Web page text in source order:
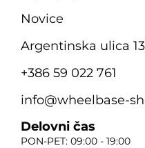
Novice
Argentinska ulica
+386 59 022 761
info@wheelbase-
Delovni čas
PON-PET: 09:00 - 19:00